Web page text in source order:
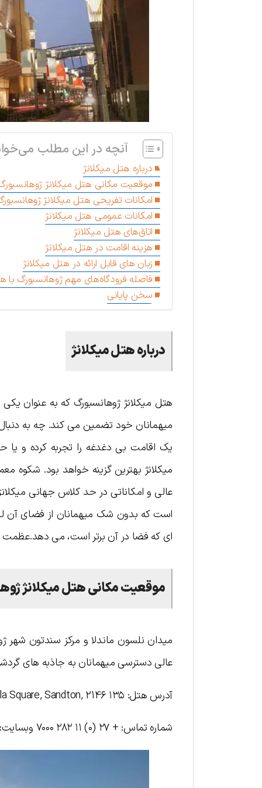
آنچه در این مطلب
درباره هتل میکلانژ
موقعیت مکانی هتل میکلانژ
امکانات تفریحی هتل میکلانژ
امکانات عمومی هتل میکلانژ
اتاق‌های هتل میکلانژ
هزینه اقامت در هتل میکلانژ
زبان های قابل ارائه در هتل میکلانژ
فاصله فرودگاه‌های مهم ژوهانسبورگ با
سخن پایانی
درباره هتل میکلانژ
هتل میکلانژ ژوهانسبورگ که به عنوان
میهمانان خود تضمین می کند. چه به
یک اقامت بی دغدغه را تجربه کرده و
میکلانژ بهترین گزینه خواهد بود.
عالی و امکاناتی در حد کلاس جهانی
است که بدون شک میهمانان از فضای آن
ای که فضا در آن برتر است، می
موقعیت مکانی هتل میکلانژ
میدان نلسون ماندلا و مرکز سندتون شهر
عالی دسترسی میهمانان به جاذبه های
آدرس هتل: ۱۳۵ West St, Nelson Mandela Square, Sandton, 2146
شماره تماس: + ۲۷ (۰) ۱۱ ۲۸۲ ۷۰۰۰ وبسایت: michelangelo@legacyhotels.co.za